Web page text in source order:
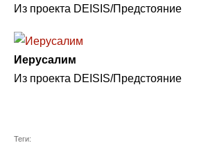
Из проекта DEISIS/Предстояние
Иерусалим
Из проекта DEISIS/Предстояние
Теги: